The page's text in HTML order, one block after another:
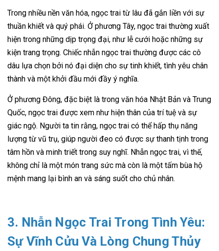
Trong nhiều nền văn hóa, ngọc trai từ lâu đã gắn liền với sự
thuần khiết và quý phái. Ở phương Tây, ngọc trai thường xuất
hiện trong những dịp trọng đại, như lễ cưới hoặc những sự
kiện trang trọng. Chiếc nhẫn ngọc trai thường được các cô
dâu lựa chọn bởi nó đại diện cho sự tinh khiết, tình yêu chân
thành và một khởi đầu mới đầy ý nghĩa.
Ở phương Đông, đặc biệt là trong văn hóa Nhật Bản và Trung
Quốc, ngọc trai được xem như hiện thân của trí tuệ và sự
giác ngộ. Người ta tin rằng, ngọc trai có thể hấp thụ năng
lượng từ vũ trụ, giúp người đeo có được sự thanh tịnh trong
tâm hồn và minh triết trong suy nghĩ. Nhẫn ngọc trai, vì thế,
không chỉ là một món trang sức mà còn là một tấm bùa hộ
mệnh mang lại bình an và sáng suốt cho chủ nhân.
3. Nhẫn Ngọc Trai Trong Tình Yêu:
Sự Vĩnh Cửu Và Lòng Chung Thủy